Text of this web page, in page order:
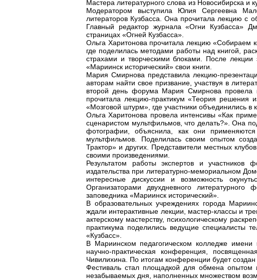
Мастера литературного слова из Новосибирска и
Модератором выступила Юлия Сергеевна
литераторов Кузбасса. Она прочитала лекцию с
Главный редактор журнала «Огни Кузбасса»
страницах «Огней Кузбасса».
Ольга Харитонова прочитала лекцию «Собираем
где поделилась методами работы над книгой,
страхами и творческими блоками. После лекции
«Мариинск исторический» свои книги.
Мария Смирнова представила лекцию-
авторам найти свое призвание, участвуя в
второй день форума Мария Смирнова провела
прочитала лекцию-практикум «Теория решения
«Мозговой штурм», где участники объединились в
Ольга Харитонова провела интенсивы «Как
сценаристом мультфильмов, что делать?». Она
фотографии, объяснила, как они
мультфильмов. Поделилась своим опытом
Трактор» и других. Представители местных
своими произведениями.
Результатом работы экспертов и
издательства при литературно-мемориальном
интересные дискуссии и возможность
Организаторами двухдневного
заповедника «Мариинск исторический».
В образовательных учреждениях города
ждали интерактивные лекции, мастер-классы и
актерскому мастерству, психологическому
практикума поделились ведущие специалисты
«Кузбасс».
В Мариинском педагогическом колледже
научно-практическая конференция,
Чивилихина. По итогам конференции будет
Фестиваль стал площадкой для обмена
незабываемых дня, наполненных множеством